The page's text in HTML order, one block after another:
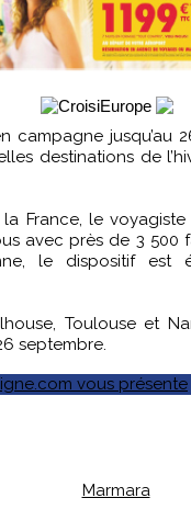
destinations de
France, le voyagiste
avec près de 3 500
le dispositif est
Toulouse et
septembre.